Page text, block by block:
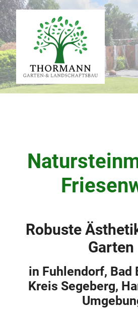
Robuste
Garten
in Fuhlendorf, Bad
Kreis Segeberg,